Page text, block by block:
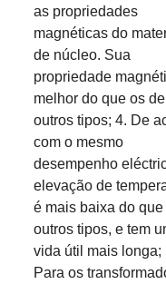
as propriedades
magnéticas do
de núcleo. Sua
propriedade
melhor do que os de
outros tipos; 4. De
com o mesmo
desempenho
elevação de
é mais baixa do que
outros tipos, e tem
vida útil mais longa;
Para os